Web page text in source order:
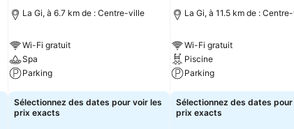
La Gi, à 6.7 km de : Centre-ville
Wi-Fi gratuit
Spa
Parking
Consulter les prix
Sélectionnez des dates pour voir les
prix exacts
La Gi, à 11.5 km de :
Wi-Fi gratuit
Piscine
Parking
Consulter les prix
Sélectionnez des dates pour
prix exacts